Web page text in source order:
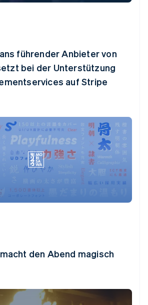
führender Anbieter von
bei der Unterstützung
auf Stripe
den Abend magisch